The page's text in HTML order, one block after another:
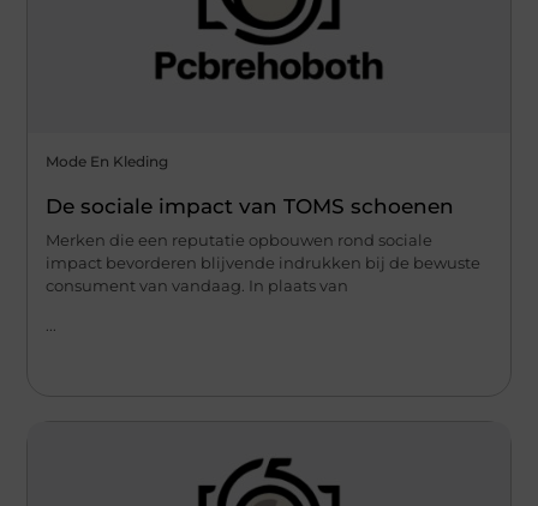
Mode En Kleding
De sociale impact van TOMS schoenen
Merken die een reputatie opbouwen rond sociale
impact bevorderen blijvende indrukken bij de bewuste
consument van vandaag. In plaats van